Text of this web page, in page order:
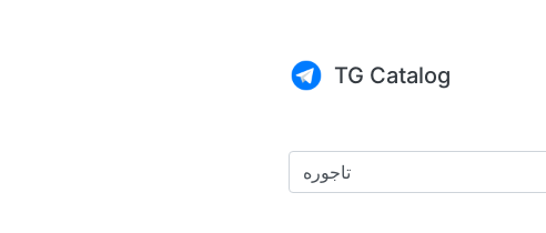
TG Catalog